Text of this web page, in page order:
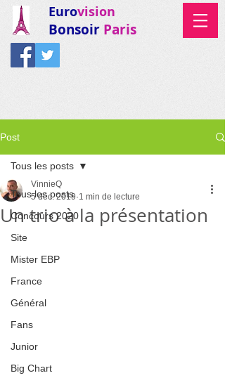
Eurovision
Bonsoir Paris
Post
Tous les posts
Concours 2020
Site
Mister EBP
France
Général
Fans
Junior
Big Chart
Tous les posts
Un trio à la présentation
VinnieQ
5 déc. 2019 1 min de lecture